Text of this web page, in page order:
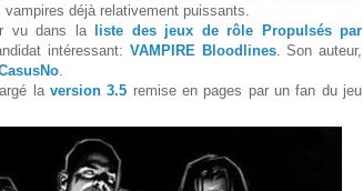
déjà relativement puissants.
vu dans la liste des jeux de rôle Propulsés par
intéressant: VAMPIRE Bloodlines. Son auteur,
la version 3.5 remise en pages par un fan du jeu